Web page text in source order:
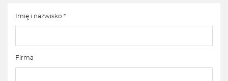
Imię i nazwisko *
Firma